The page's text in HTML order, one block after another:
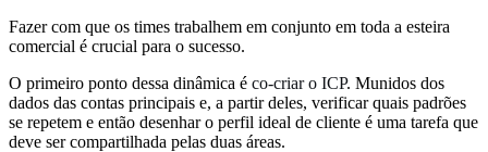
Fazer com que os times trabalhem em conjunto em toda a esteira
comercial é crucial para o sucesso.
O primeiro ponto dessa dinâmica é co-criar o ICP. Munidos dos
dados das contas principais e, a partir deles, verificar quais padrões
se repetem e então desenhar o perfil ideal de cliente é uma tarefa que
deve ser compartilhada pelas duas áreas.